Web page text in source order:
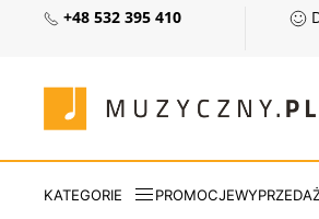
+48 532 395 410
KATEGORIE PROMOCJE